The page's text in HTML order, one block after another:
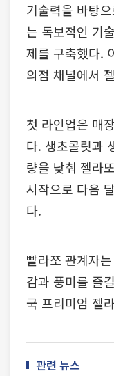
기술력을 바탕
는 독보적인 기
제를 구축했다.
의점 채널에서
첫 라인업은 매
다. 생초콜릿과
량을 낮춰 젤라
시작으로 다음
다.
빨라쪼 관계자
감과 풍미를 즐
국 프리미엄 젤
관련 뉴스